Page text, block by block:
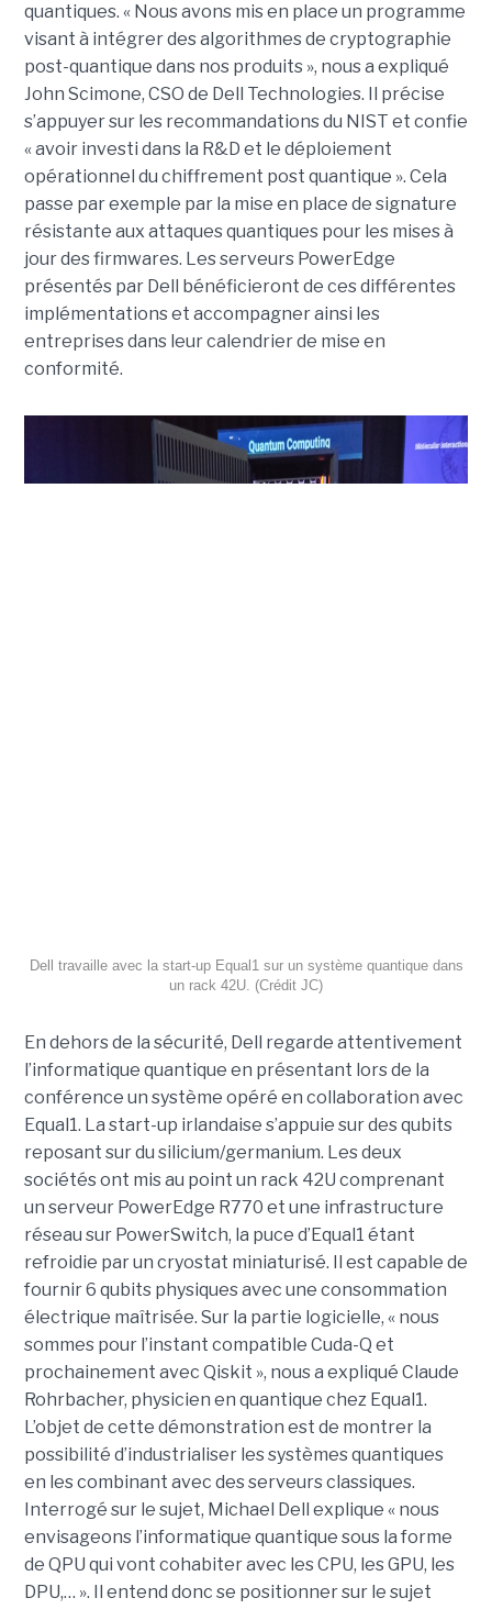
quantiques. « Nous avons mis en place un programme
visant à intégrer des algorithmes de cryptographie
post-quantique dans nos produits », nous a expliqué
John Scimone, CSO de Dell Technologies. Il précise
s’appuyer sur les recommandations du NIST et confie
« avoir investi dans la R&D et le déploiement
opérationnel du chiffrement post quantique ». Cela
passe par exemple par la mise en place de signature
résistante aux attaques quantiques pour les mises à
jour des firmwares. Les serveurs PowerEdge
présentés par Dell bénéficieront de ces différentes
implémentations et accompagner ainsi les
entreprises dans leur calendrier de mise en
conformité.
Dell travaille avec la start-up Equal1 sur un système quantique dans
un rack 42U. (Crédit JC)
En dehors de la sécurité, Dell regarde attentivement
l’informatique quantique en présentant lors de la
conférence un système opéré en collaboration avec
Equal1. La start-up irlandaise s’appuie sur des qubits
reposant sur du silicium/germanium. Les deux
sociétés ont mis au point un rack 42U comprenant
un serveur PowerEdge R770 et une infrastructure
réseau sur PowerSwitch, la puce d’Equal1 étant
refroidie par un cryostat miniaturisé. Il est capable de
fournir 6 qubits physiques avec une consommation
électrique maîtrisée. Sur la partie logicielle, « nous
sommes pour l’instant compatible Cuda-Q et
prochainement avec Qiskit », nous a expliqué Claude
Rohrbacher, physicien en quantique chez Equal1.
L’objet de cette démonstration est de montrer la
possibilité d’industrialiser les systèmes quantiques
en les combinant avec des serveurs classiques.
Interrogé sur le sujet, Michael Dell explique « nous
envisageons l’informatique quantique sous la forme
de QPU qui vont cohabiter avec les CPU, les GPU, les
DPU,… ». Il entend donc se positionner sur le sujet